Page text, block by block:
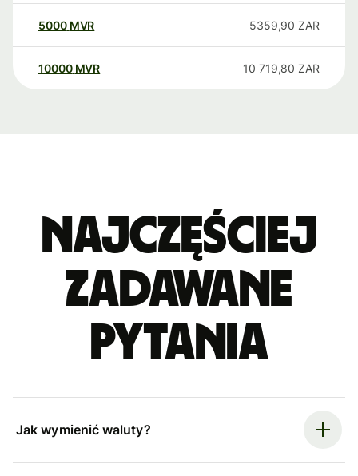
5000 MVR 5359,90 ZAR
10000 MVR 10 719,80 ZAR
Najczęściej
zadawane
pytania
Jak wymienić waluty?